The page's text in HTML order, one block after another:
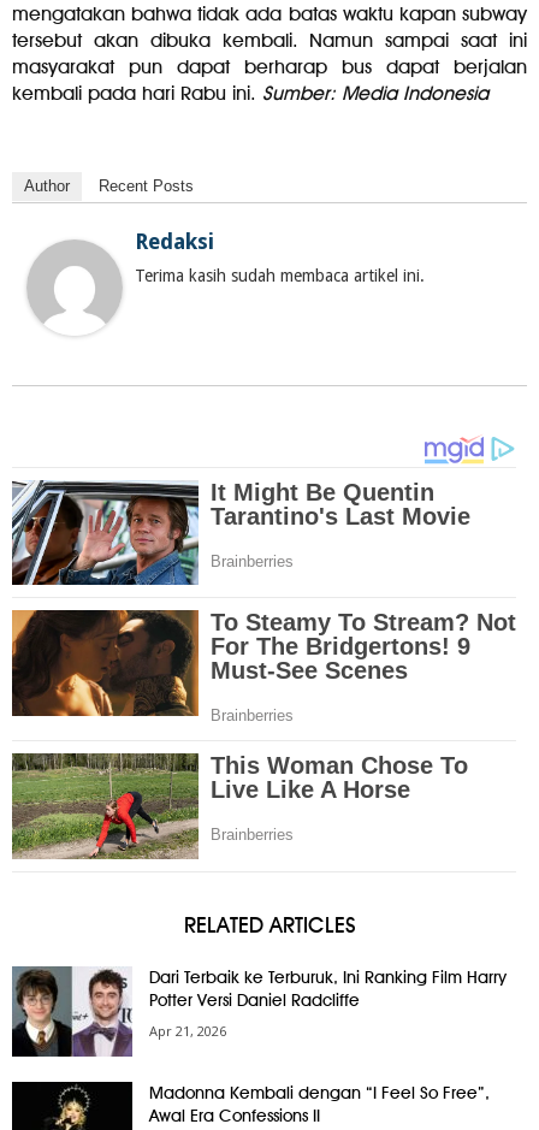
mengatakan bahwa tidak ada batas waktu kapan subway
tersebut akan dibuka kembali. Namun sampai saat ini
masyarakat pun dapat berharap bus dapat berjalan
kembali pada hari Rabu ini. Sumber: Media Indonesia
Author Recent Posts
Redaksi
Terima kasih sudah membaca artikel ini.
RELATED ARTICLES
Dari Terbaik ke Terburuk, Ini Ranking Film Harry
Potter Versi Daniel Radcliffe
Apr 21, 2026
Madonna Kembali dengan “I Feel So Free”,
Awal Era Confessions II